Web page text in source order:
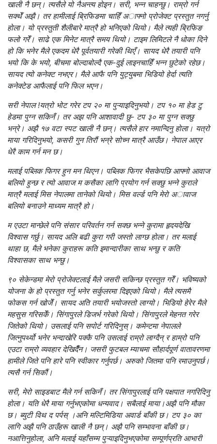
खाली नै छन्। त्यसैले यो नैअन्त्य होइन। सरी, भन्न चाहन्छु। राम्रो गर्न
सक्थेँ अझै। तर हामीलाई ब्रिफिङमा चाहिँ अाफ्नो प्रोजेक्ट प्रस्तुत नगर्नु
होला। यो प्रस्तुती शैलीबारे मात्रै हो भनिएको थियो। मैले त्यही ब्रिफिङ
फलो गरेँ। साढे एक मिनेट मात्रै समय थियो। टाइम लिमिटले नै धोका दिने
हो कि भनेर मैले एकदम धेरै पूर्वतयारी गरेकी थिएँ। सायद धेरै तयारी पनि
भयो कि के भयो, बीचमा बोल्दाबोल्दै एक-दुई लाइनचाहिँ भन्न छुटेको रहेछ।
सायद त्यो कनेक्ट नभएर। मैले आफै पनि युट्युबमा भिडियो हेर्दा त्यति
कनेक्टेड आफैलाई पनि फिल भएन।
सरी नेपाल !यत्रो भोट गरेर टप २० मा पुऱ्याइदिनुभयो। टप १० मा हेड टु
हेडमा पुग्न सकिनँ। तर अझ पनि आशावादी छु- टप ३० मा पुग्न सक्छु
भन्रे। अझै १७ वटा स्पट खाली नै छन्। त्यसैले हार नमान्दिनु होला। यत्रो
माया गरिदिनुभयो, कसरी गुन तिरौं भन्रे सोच्न मात्रै आउँछ। नेपाल आएर
धेरै काम गर्न मन छ।
मलाई पब्लिक फिगर हुन मन थिएन। पब्लिक फिगर भैसकेपछि आफ्नो आवाज
बलियो हुन्छ र त्यो आवाज म कसैका लागि प्रयोग गर्न सक्छु भन्ने कुराले
मात्रै मलाई मिस नेपालमा तानेको थियो। मिस वर्ल्ड पनि मेराे अावाज
बलियो बनाउने माध्यम मात्रै हो।
म एउटा मान्छेले पनि संसार परिवर्तन गर्न सक्छ भन्ने कुरामा हृदयदेखि
विश्वास गर्छु। सायद अलि बढी कुरा गरी जस्तो लाग्छ होला। तर मलाई
थाहा छ, मैले भनेका कुराहरू कति इमान्दारीका साथ भन्छु र कति
विश्वासका साथ भन्छु।
९० सेकेन्डमा मेरो प्रोजेक्टलाई मैले जसरी सकिन्छ प्रस्तुत गरेँ। भविष्यको
योजना के हो प्रस्तुत गर्नु भनेर सर्कुलरमा दिइएको थियो। मैले त्यसमै
फोकस गर्न खोजेँ। सायद अति तयारी भयोजस्तो लाग्यो। भिडियो हेरेर मैले
महसुस गरिसकेँ। सिंगापुरले डिजर्भ गरेको थियो। सिंगापुरले मेहनत गरेर
जितेको थियो। उसलाई पनि सपोर्ट गरिदिनुस्। कमेन्टमा नेपालले
जित्नुपर्थ्यो भनेर भन्दाखेरि पक्कै पनि उसलाई राम्रो लाग्दैन् र हाम्रो पनि
एउटा राम्रो व्यवहार देखिदैँन। जसरी फुटबल म्याचमा सौहार्दपूर्ण वातावरणमा
हामीले जिते पनि हारे पनि स्वीकार गर्नुपर्छ। अरुको जितमा पनि रमाउनुपर्छ।
त्यसै गर्न सिकौं।
सरी, मेरो साइडबाट मैले गर्न सकिनँ। तर सिंगापुरलाई पनि पक्षपात नगरिदिनु
होला। यति धेरै माया गर्नुभएकोमा धन्यवाद। सबैलाई माया।अझै पनि मौका
छ। ब्युटी विथ द पर्पस् ।अनि मल्टिमिडिया अवार्ड बाँकी छ। टप ३० का
लागि अझै पनि ठाउँहरू खाली नै छन्। अझै पनि सम्भावना बाँकी छ।
नआत्तिनुहोला, अनि मलाई यहाँसम्म पुऱ्याइदिनुभएकोमा सम्पूर्णप्रति आभारी